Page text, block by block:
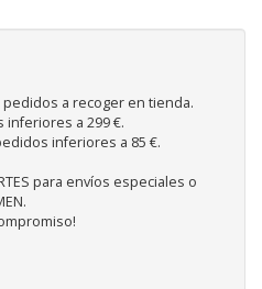
pedidos a recoger en tienda.
inferiores a 299 €.
inferiores a 85 €.
para envíos especiales o